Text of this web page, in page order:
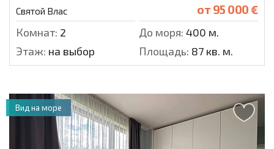
Святой Влас от 95 000 €
Комнат: 2 До моря: 400 м.
Этаж: на выбор Площадь: 87 кв. м.
Вид на море